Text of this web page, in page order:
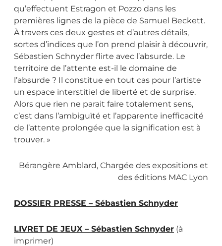
qu’effectuent Estragon et Pozzo dans les
premières lignes de la pièce de Samuel Beckett.
À travers ces deux gestes et d’autres détails,
sortes d’indices que l’on prend plaisir à découvrir,
Sébastien Schnyder flirte avec l’absurde. Le
territoire de l’attente est-il le domaine de
l’absurde ? Il constitue en tout cas pour l’artiste
un espace interstitiel de liberté et de surprise.
Alors que rien ne parait faire totalement sens,
c’est dans l’ambiguïté et l’apparente inefficacité
de l’attente prolongée que la signification est à
trouver. »
Bérangère Amblard, Chargée des expositions et
des éditions MAC Lyon
DOSSIER PRESSE – Sébastien Schnyder
LIVRET DE JEUX – Sébastien Schnyder (à
imprimer)